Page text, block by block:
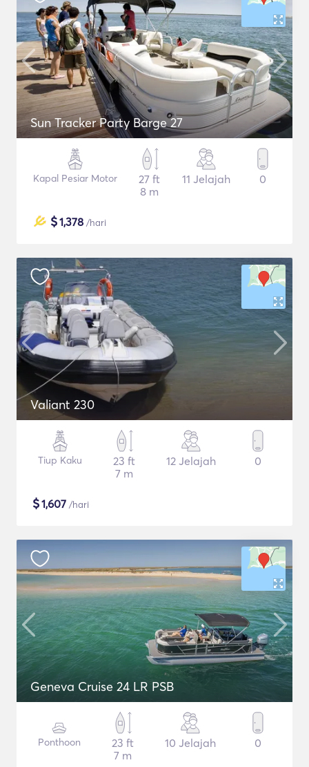
Sun Tracker Party Barge 27
Kapal Pesiar Motor
27 ft
8 m
11 Jelajah 0
$1,378 /hari
Valiant 230
Tiup Kaku
23 ft
7 m
12 Jelajah 0
$1,607 /hari
Geneva Cruise 24 LR PSB
Ponthoon
23 ft
7 m
10 Jelajah 0